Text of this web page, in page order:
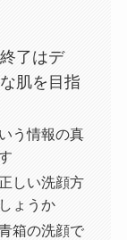
了はデ
肌を目指
う情報の真
しい洗顔方
ょうか
箱の洗顔で